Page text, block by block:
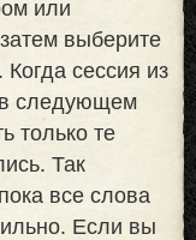
или
выберите
сессия из
в следующем
только те
Так
все слова
Если вы